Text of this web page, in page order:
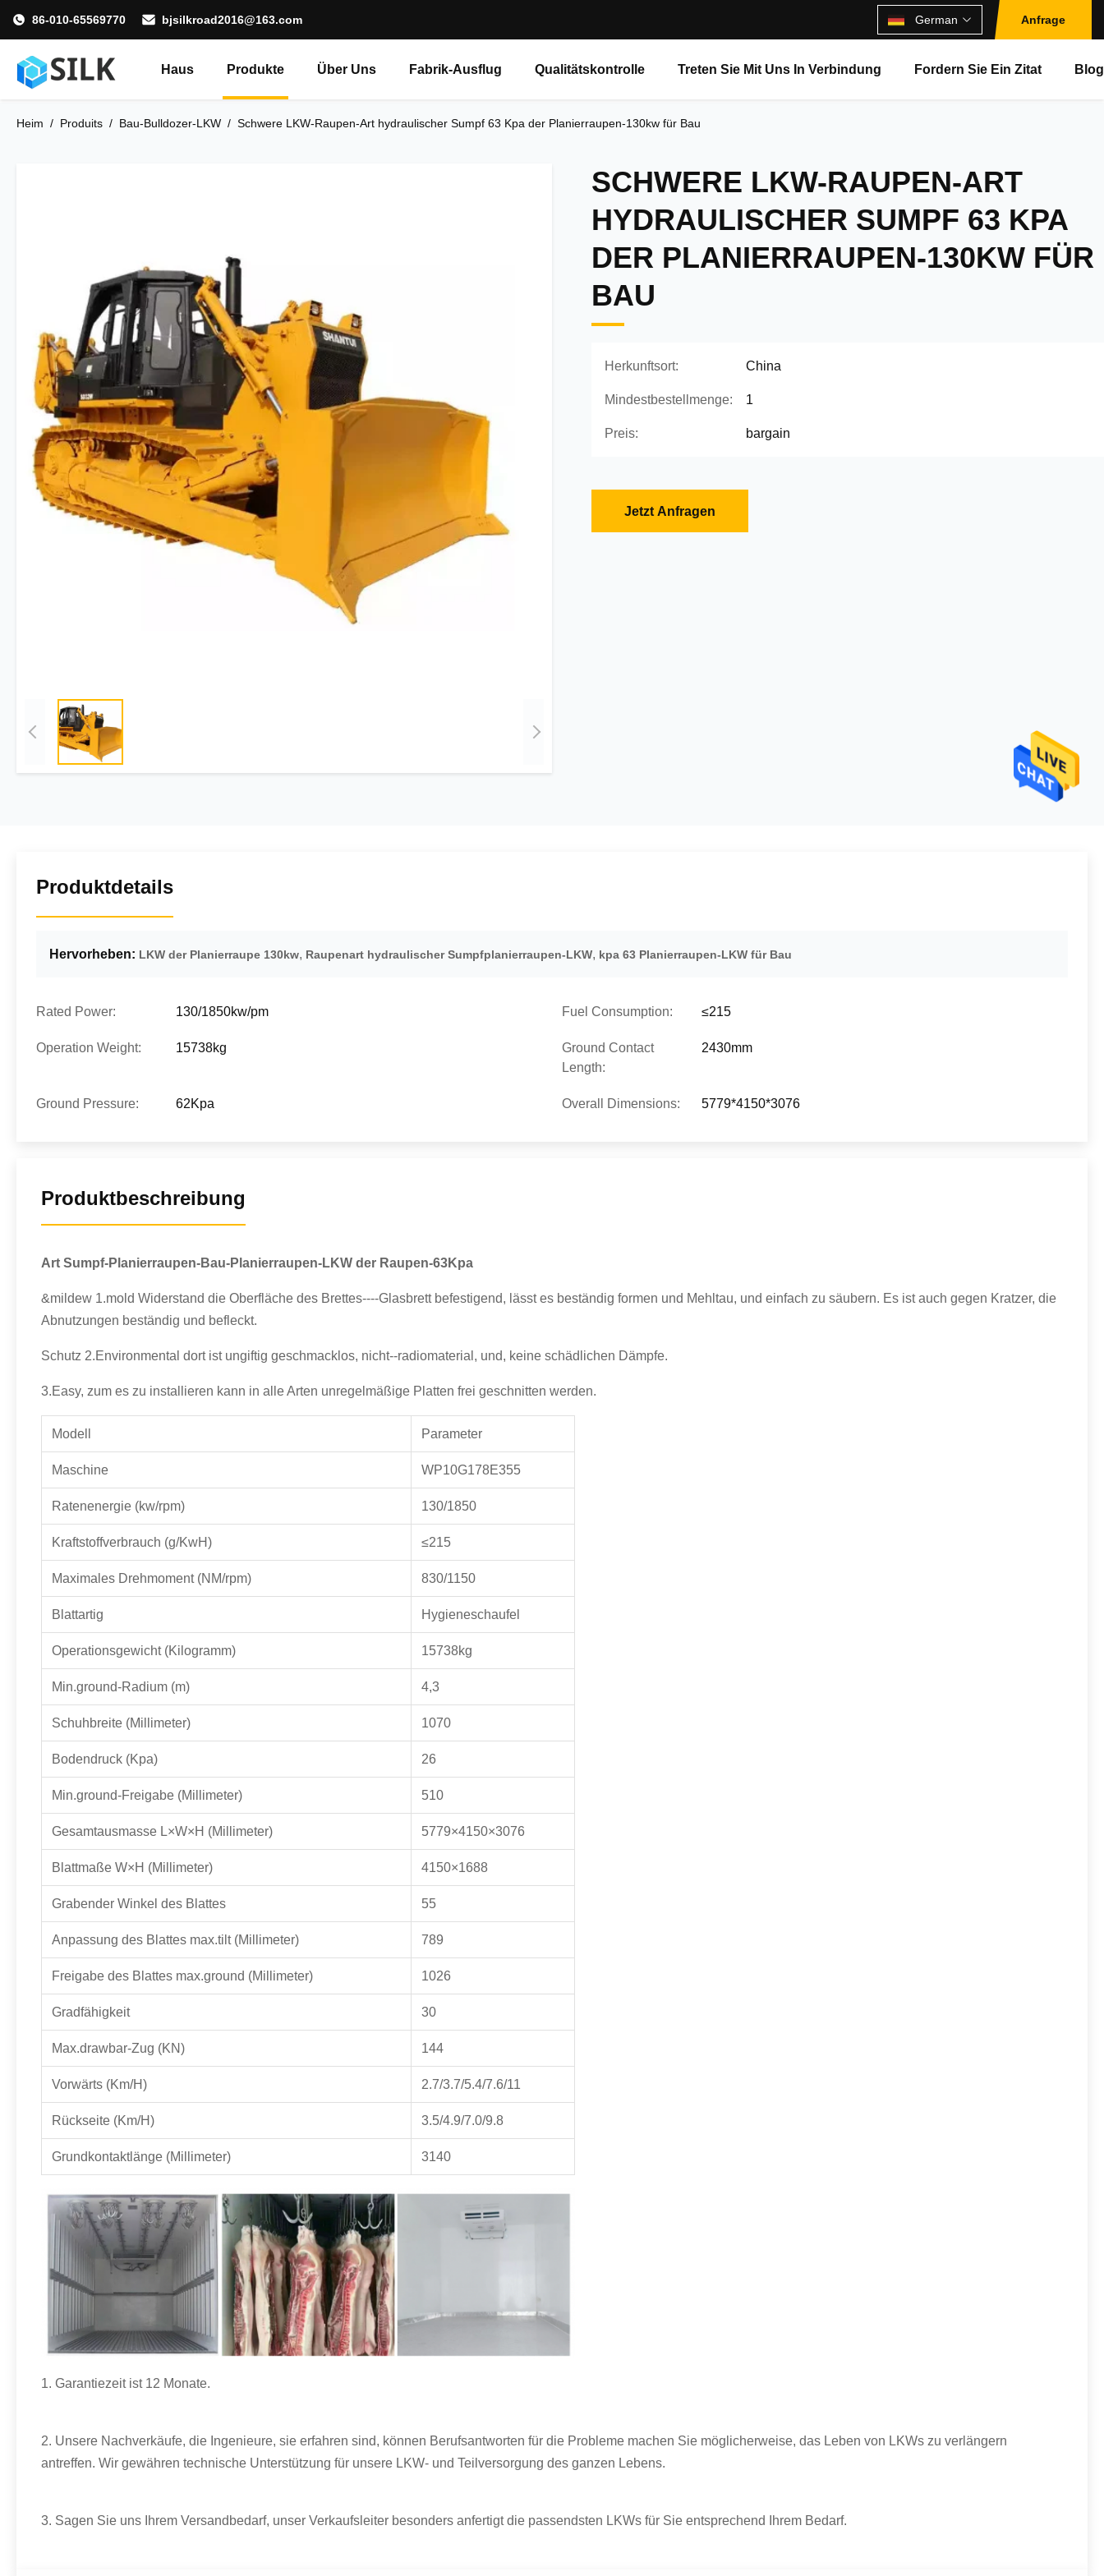
86-010-65569770 bjsilkroad2016@163.com German Anfrage
Haus Produkte Über Uns Fabrik-Ausflug Qualitätskontrolle Treten Sie Mit Uns In Verbindung Fordern Sie Ein Zitat Blog
Heim / Produits / Bau-Bulldozer-LKW / Schwere LKW-Raupen-Art hydraulischer Sumpf 63 Kpa der Planierraupen-130kw für Bau
SCHWERE LKW-RAUPEN-ART
HYDRAULISCHER SUMPF 63 KPA
DER PLANIERRAUPEN-130KW FÜR
BAU
Herkunftsort: China
Mindestbestellmenge: 1
Preis: bargain
Jetzt Anfragen
Produktdetails
Hervorheben: LKW der Planierraupe 130kw, Raupenart hydraulischer Sumpfplanierraupen-LKW, kpa 63 Planierraupen-LKW für Bau
Rated Power: 130/1850kw/pm Fuel Consumption: ≤215
Operation Weight: 15738kg
Ground Contact
Length:
2430mm
Ground Pressure: 62Kpa Overall Dimensions: 5779*4150*3076
Produktbeschreibung
Art Sumpf-Planierraupen-Bau-Planierraupen-LKW der Raupen-63Kpa
&mildew 1.mold Widerstand die Oberfläche des Brettes----Glasbrett befestigend, lässt es beständig formen und Mehltau, und einfach zu säubern. Es ist auch gegen Kratzer, die
Abnutzungen beständig und befleckt.
Schutz 2.Environmental dort ist ungiftig geschmacklos, nicht--radiomaterial, und, keine schädlichen Dämpfe.
3.Easy, zum es zu installieren kann in alle Arten unregelmäßige Platten frei geschnitten werden.
Modell Parameter
Maschine WP10G178E355
Ratenenergie (kw/rpm) 130/1850
Kraftstoffverbrauch (g/KwH) ≤215
Maximales Drehmoment (NM/rpm) 830/1150
Blattartig Hygieneschaufel
Operationsgewicht (Kilogramm) 15738kg
Min.ground-Radium (m) 4,3
Schuhbreite (Millimeter) 1070
Bodendruck (Kpa) 26
Min.ground-Freigabe (Millimeter) 510
Gesamtausmasse L×W×H (Millimeter) 5779×4150×3076
Blattmaße W×H (Millimeter) 4150×1688
Grabender Winkel des Blattes 55
Anpassung des Blattes max.tilt (Millimeter) 789
Freigabe des Blattes max.ground (Millimeter) 1026
Gradfähigkeit 30
Max.drawbar-Zug (KN) 144
Vorwärts (Km/H) 2.7/3.7/5.4/7.6/11
Rückseite (Km/H) 3.5/4.9/7.0/9.8
Grundkontaktlänge (Millimeter) 3140
1. Garantiezeit ist 12 Monate.
2. Unsere Nachverkäufe, die Ingenieure, sie erfahren sind, können Berufsantworten für die Probleme machen Sie möglicherweise, das Leben von LKWs zu verlängern
antreffen. Wir gewähren technische Unterstützung für unsere LKW- und Teilversorgung des ganzen Lebens.
3. Sagen Sie uns Ihrem Versandbedarf, unser Verkaufsleiter besonders anfertigt die passendsten LKWs für Sie entsprechend Ihrem Bedarf.